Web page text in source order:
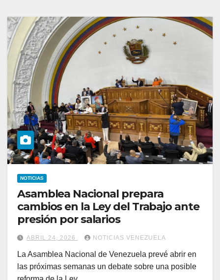
NOTICIAS
Asamblea Nacional prepara
cambios en la Ley del Trabajo ante
presión por salarios
ABRIL 24, 2026 NOTICIAS VENEZUELA
La Asamblea Nacional de Venezuela prevé abrir en
las próximas semanas un debate sobre una posible